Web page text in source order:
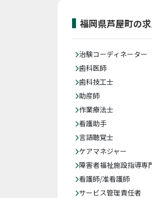
福岡県芦屋町の
治験コーディネーター
歯科医師
歯科技工士
助産師
作業療法士
看護助手
言語聴覚士
ケアマネジャー
障害者福祉施設指導専
看護師/准看護師
サービス管理責任者